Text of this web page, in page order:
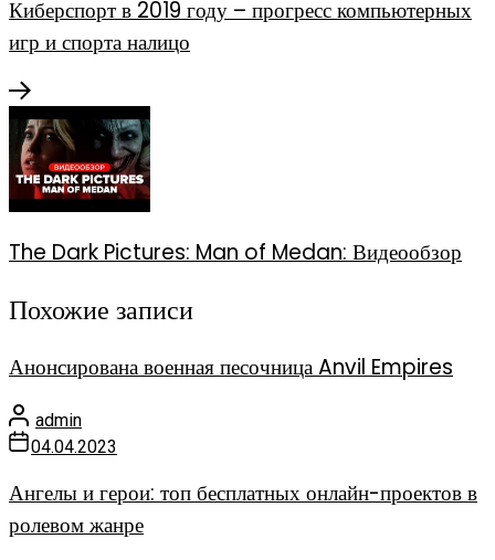
Киберспорт в 2019 году – прогресс компьютерных
игр и спорта налицо
The Dark Pictures: Man of Medan: Видеообзор
Похожие записи
Анонсирована военная песочница Anvil Empires
admin
04.04.2023
Ангелы и герои: топ бесплатных онлайн-проектов в
ролевом жанре